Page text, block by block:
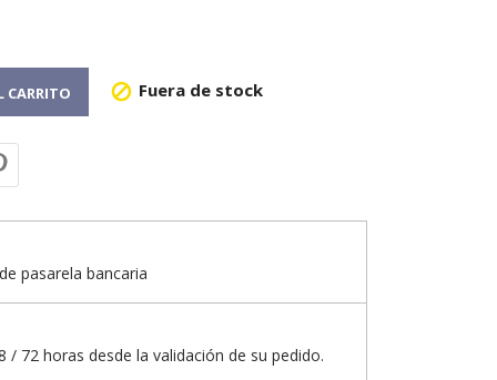
CARRITO  Fuera de stock
pasarela bancaria
/ 72 horas desde la validación de su pedido.